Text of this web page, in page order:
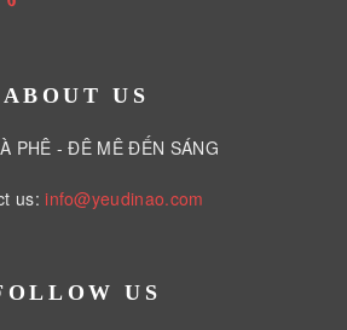
ABOUT US
PHÊ - ĐÊ MÊ ĐẾN SÁNG
us:info@yeudinao.com
US